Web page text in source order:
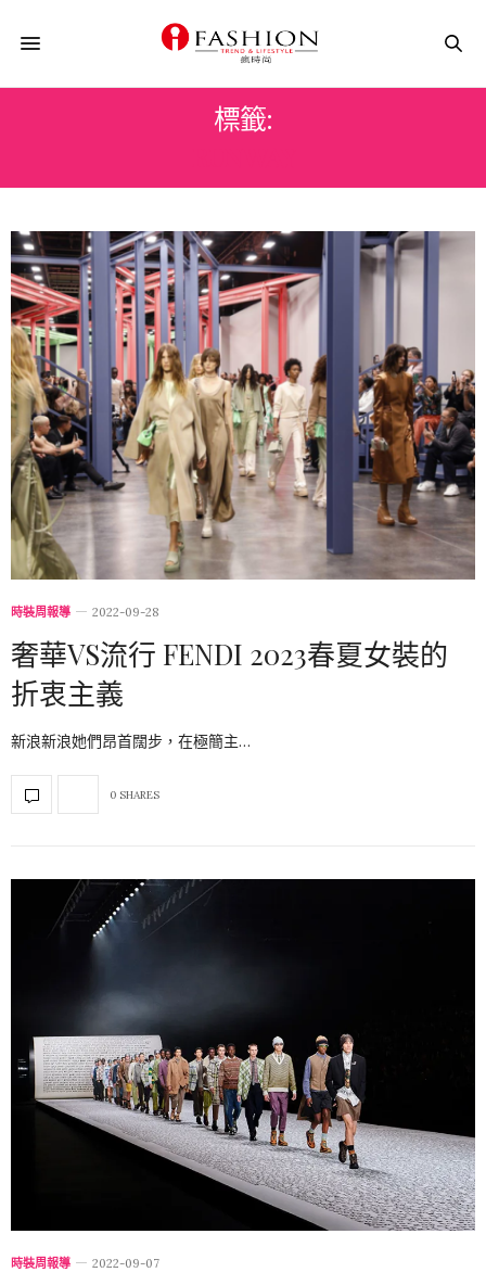
標籤:
時裝周報導 2022-09-28
奢華VS流行 FENDI 2023春夏女裝的
折衷主義
新浪新浪她們昂首闊步，在極簡主…
0 SHARES
時裝周報導 2022-09-07